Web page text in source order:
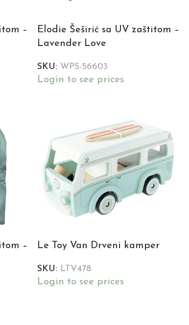
–
Elodie Šeširić sa UV zaštitom –
Lavender Love
SKU: WPS-56603
Login to see prices
–
Le Toy Van Drveni kamper
SKU: LTV478
Login to see prices